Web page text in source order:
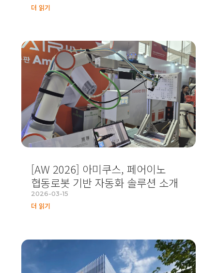
더 읽기
[AW 2026] 아미쿠스, 페어이노
협동로봇 기반 자동화 솔루션 소개
2026-03-15
더 읽기